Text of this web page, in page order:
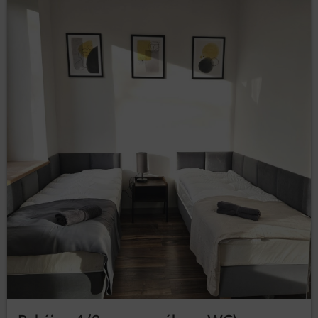
stronie/stronach Serwisu.
Odbiorcy danych Użytkowników
Administrator danych ujawnia dane osobowe Użytkowników
Przesyłanie danych osobowych do państw trzecich
Dane osobowe nie będą przetwarzane w państwach
Prawa osób, których dane dotyczą
Każda osoba, której dane dotyczą, ma prawo:
dostępu (art. 15 RODO)
Administratora danych potwierdzenia, czy
przetwarzane są jej dane osobowe. Jeżeli dane
o osobie są przetwarzane, jest ona uprawniona
do uzyskania dostępu do nich oraz uzyskania